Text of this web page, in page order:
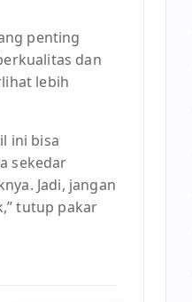
penting
dan
lebih
ini bisa
sekedar
Jadi, jangan
tutup pakar